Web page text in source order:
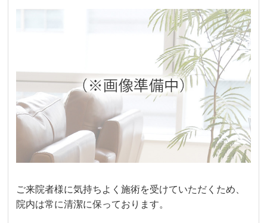
ご来院者様に気持ちよく施術を受けていただくため、
院内は常に清潔に保っております。